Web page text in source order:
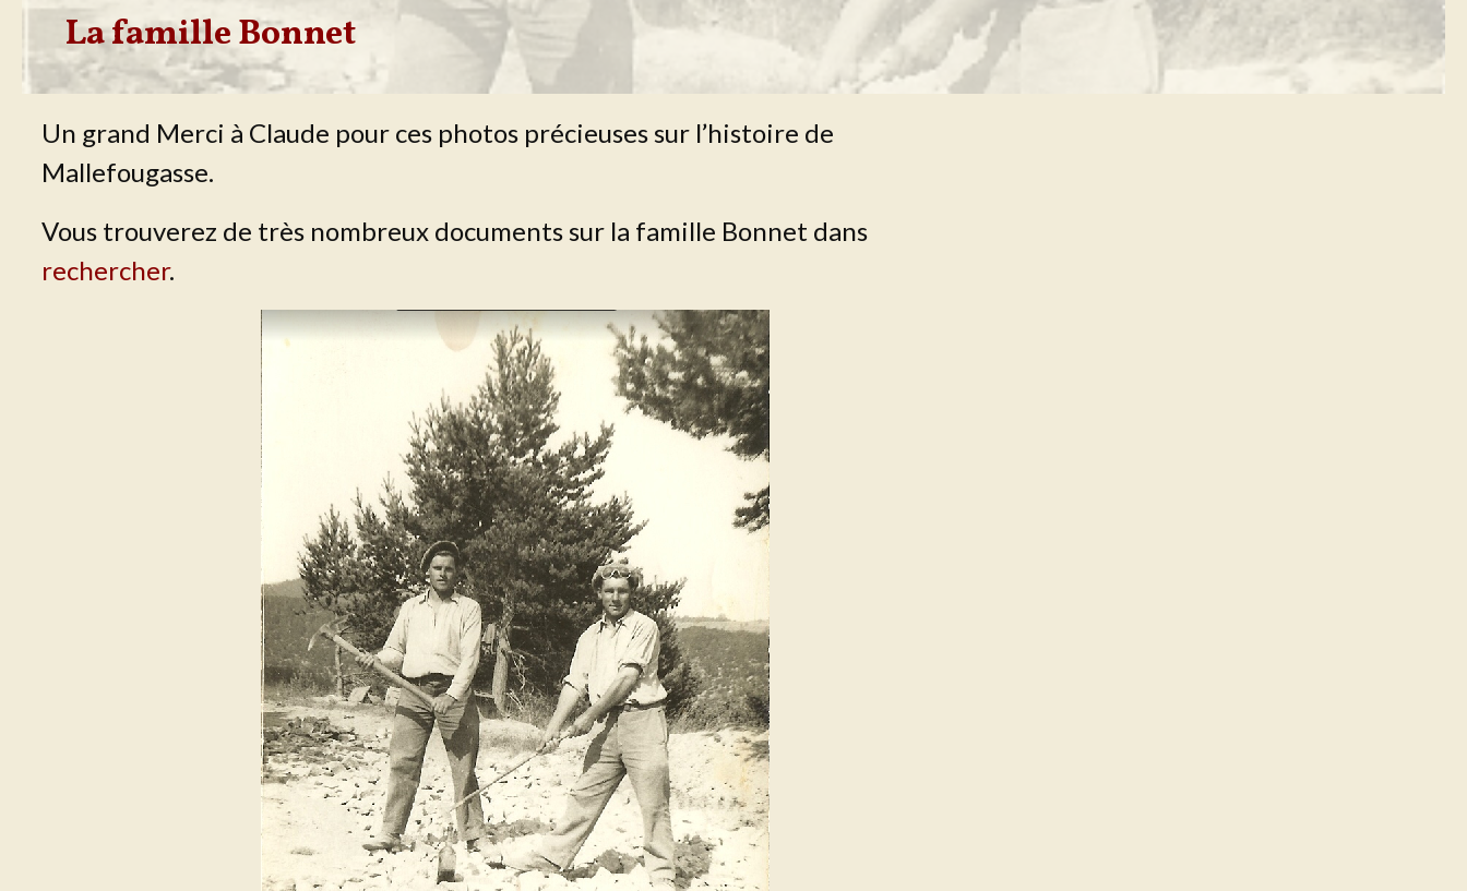
La famille Bonnet
Un grand Merci à Claude pour ces photos précieuses sur l’histoire de
Mallefougasse.
Vous trouverez de très nombreux documents sur la famille Bonnet dans
rechercher.